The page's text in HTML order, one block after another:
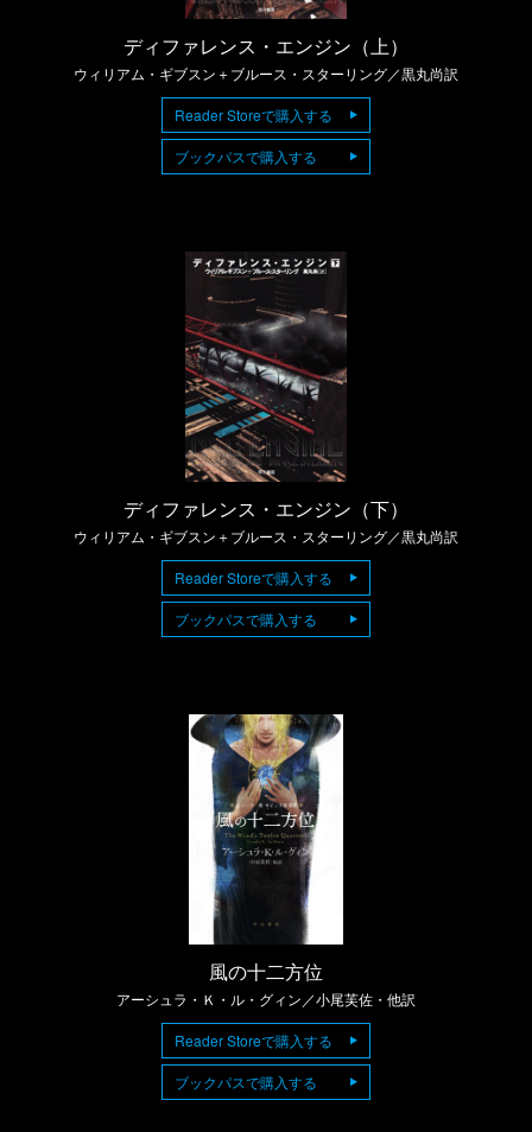
ディファレンス・エンジン（上）
ウィリアム・ギブスン＋ブルース・スターリング／黒丸尚訳
Reader Storeで購入する
ブックパスで購入する
ディファレンス・エンジン（下）
ウィリアム・ギブスン＋ブルース・スターリング／黒丸尚訳
Reader Storeで購入する
ブックパスで購入する
風の十二方位
アーシュラ・Ｋ・ル・グィン／小尾芙佐・他訳
Reader Storeで購入する
ブックパスで購入する